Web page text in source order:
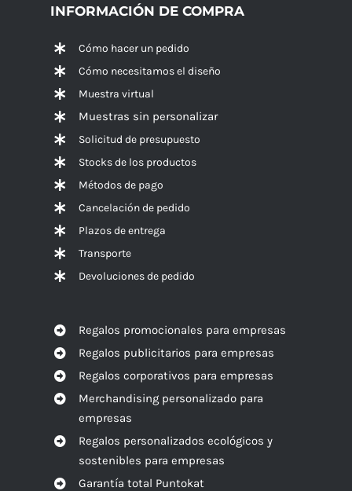
INFORMACIÓN DE COMPRA
Cómo hacer un pedido
Cómo necesitamos el diseño
Muestra virtual
Muestras sin personalizar
Solicitud de presupuesto
Stocks de los productos
Métodos de pago
Cancelación de pedido
Plazos de entrega
Transporte
Devoluciones de pedido
Regalos promocionales para empresas
Regalos publicitarios para empresas
Regalos corporativos para empresas
Merchandising personalizado para
empresas
Regalos personalizados ecológicos y
sostenibles para empresas
Garantía total Puntokat